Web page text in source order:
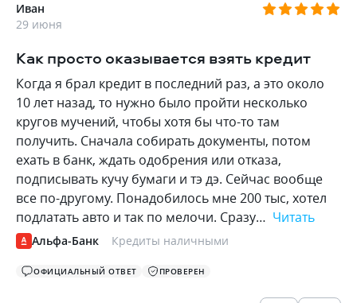
Иван
29 июня
Как просто оказывается взять кредит
Когда я брал кредит в последний раз, а это около
10 лет назад, то нужно было пройти несколько
кругов мучений, чтобы хотя бы что-то там
получить. Сначала собирать документы, потом
ехать в банк, ждать одобрения или отказа,
подписывать кучу бумаги и тэ дэ. Сейчас вообще
все по-другому. Понадобилось мне 200 тыс, хотел
подлатать авто и так по мелочи. Сразу… Читать
Альфа-Банк Кредиты наличными
ОФИЦИАЛЬНЫЙ ОТВЕТ ПРОВЕРЕН